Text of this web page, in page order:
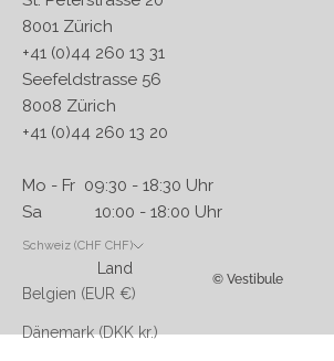
8001 Zürich
+41 (0)44 260 13 31
Seefeldstrasse 56
8008 Zürich
+41 (0)44 260 13 20
Mo - Fr 09:30 - 18:30 Uhr
Sa 10:00 - 18:00 Uhr
Schweiz (CHF CHF)
Land
Belgien (EUR €)
Dänemark (DKK kr.)
© Vestibule